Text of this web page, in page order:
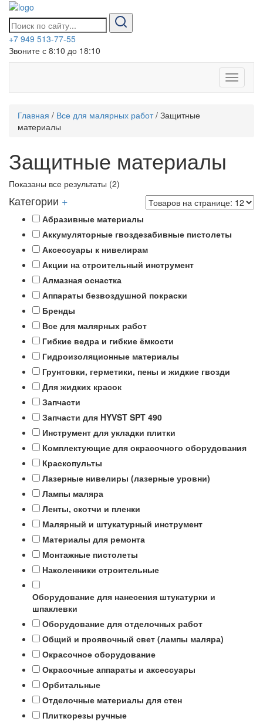
+7 949 513-77-55
Звоните с 8:10 до 18:10
Скрыть
Главная / Все для малярных работ/ Защитные
материалы
Защитные материалы
Показаны все результаты (2)
Категории +
Абразивные материалы
Аккумуляторные гвоздезабивные пистолеты
Аксессуары к нивелирам
Акции на строительный инструмент
Алмазная оснастка
Аппараты безвоздушной покраски
Бренды
Все для малярных работ
Гибкие ведра и гибкие ёмкости
Гидроизоляционные материалы
Грунтовки, герметики, пены и жидкие гвозди
Для жидких красок
Запчасти
Запчасти для HYVST SPT 490
Инструмент для укладки плитки
Комплектующие для окрасочного оборудования
Краскопульты
Лазерные нивелиры (лазерные уровни)
Лампы маляра
Ленты, скотчи и пленки
Малярный и штукатурный инструмент
Материалы для ремонта
Монтажные пистолеты
Наколенники строительные
Оборудование для нанесения штукатурки и
шпаклевки
Оборудование для отделочных работ
Общий и проявочный свет (лампы маляра)
Окрасочное оборудование
Окрасочные аппараты и аксессуары
Орбитальные
Отделочные материалы для стен
Плиткорезы ручные